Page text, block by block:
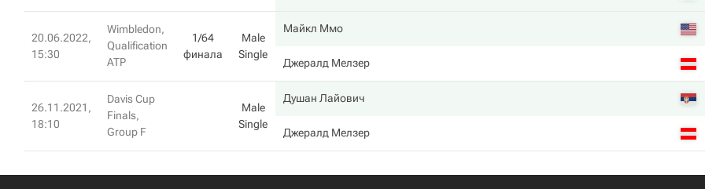
20.06.2022,
15:30
Wimbledon,
Qualification
ATP
1/64
финала
Male
Single
Майкл Ммо
Джералд Мелзер
26.11.2021,
18:10
Davis Cup
Finals,
Group F
Male
Single
Душан Лайович
Джералд Мелзер